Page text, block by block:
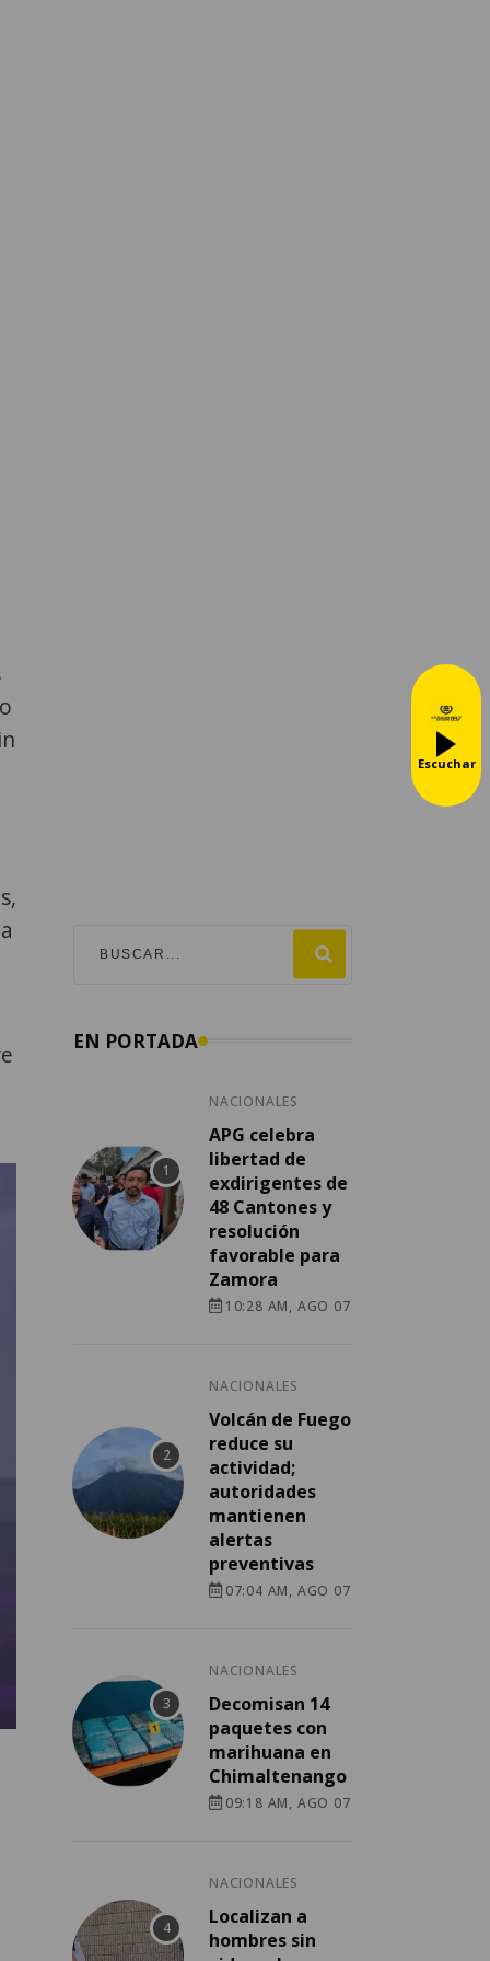
EN PORTADA
NACIONALES
APG celebra
libertad de
exdirigentes de
48 Cantones y
resolución
favorable para
Zamora
10:28 AM, AGO 07
NACIONALES
Volcán de Fuego
reduce su
actividad;
autoridades
mantienen
alertas
preventivas
07:04 AM, AGO 07
NACIONALES
Decomisan 14
paquetes con
marihuana en
Chimaltenango
09:18 AM, AGO 07
NACIONALES
Localizan a
hombres sin
Escuchar